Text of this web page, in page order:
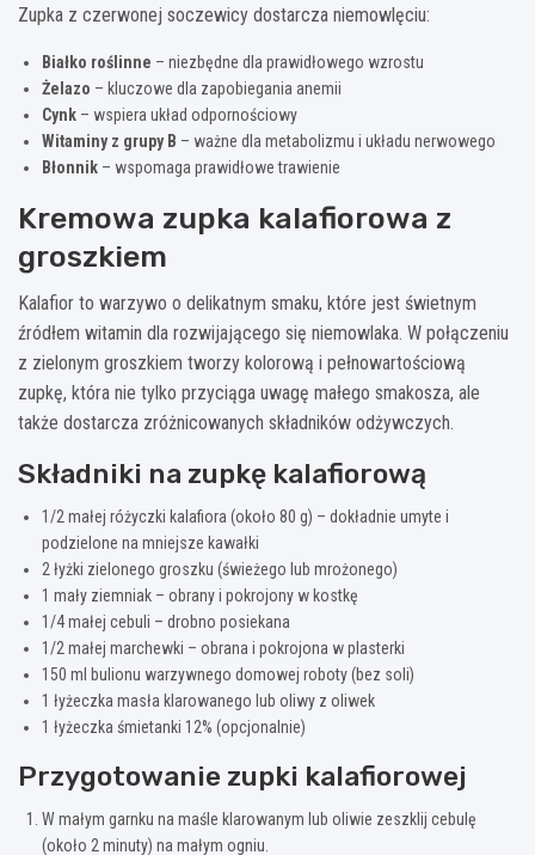
Zupka z czerwonej soczewicy dostarcza niemowlęciu:
Białko roślinne – niezbędne dla prawidłowego wzrostu
Żelazo – kluczowe dla zapobiegania anemii
Cynk – wspiera układ odpornościowy
Witaminy z grupy B – ważne dla metabolizmu i układu nerwowego
Błonnik – wspomaga prawidłowe trawienie
Kremowa zupka kalafiorowa z
groszkiem
Kalafior to warzywo o delikatnym smaku, które jest świetnym
źródłem witamin dla rozwijającego się niemowlaka. W połączeniu
z zielonym groszkiem tworzy kolorową i pełnowartościową
zupkę, która nie tylko przyciąga uwagę małego smakosza, ale
także dostarcza zróżnicowanych składników odżywczych.
Składniki na zupkę kalafiorową
1/2 małej różyczki kalafiora (około 80 g) – dokładnie umyte i
podzielone na mniejsze kawałki
2 łyżki zielonego groszku (świeżego lub mrożonego)
1 mały ziemniak – obrany i pokrojony w kostkę
1/4 małej cebuli – drobno posiekana
1/2 małej marchewki – obrana i pokrojona w plasterki
150 ml bulionu warzywnego domowej roboty (bez soli)
1 łyżeczka masła klarowanego lub oliwy z oliwek
1 łyżeczka śmietanki 12% (opcjonalnie)
Przygotowanie zupki kalafiorowej
W małym garnku na maśle klarowanym lub oliwie zeszklij cebulę
(około 2 minuty) na małym ogniu.